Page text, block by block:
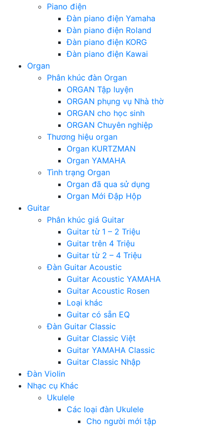
Piano điện
Đàn piano điện Yamaha
Đàn piano điện Roland
Đàn piano điện KORG
Đàn piano điện Kawai
Organ
Phân khúc đàn Organ
ORGAN Tập luyện
ORGAN phụng vụ Nhà thờ
ORGAN cho học sinh
ORGAN Chuyên nghiệp
Thương hiệu organ
Organ KURTZMAN
Organ YAMAHA
Tình trạng Organ
Organ đã qua sử dụng
Organ Mới Đập Hộp
Guitar
Phân khúc giá Guitar
Guitar từ 1 – 2 Triệu
Guitar trên 4 Triệu
Guitar từ 2 – 4 Triệu
Đàn Guitar Acoustic
Guitar Acoustic YAMAHA
Guitar Acoustic Rosen
Loại khác
Guitar có sẵn EQ
Đàn Guitar Classic
Guitar Classic Việt
Guitar YAMAHA Classic
Guitar Classic Nhập
Đàn Violin
Nhạc cụ Khác
Ukulele
Các loại đàn Ukulele
Cho người mới tập